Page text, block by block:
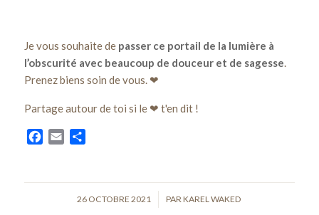
Je vous souhaite de passer ce portail de la lumière à
l’obscurité avec beaucoup de douceur et de sagesse.
Prenez biens soin de vous. ❤
Partage autour de toi si le ❤ t'en dit !
Facebook
Email
26 OCTOBRE 2021
/ PARKAREL WAKED